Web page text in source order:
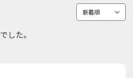
した。